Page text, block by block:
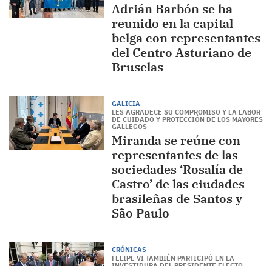
Adrián Barbón se ha
reunido en la capital
belga con representantes
del Centro Asturiano de
Bruselas
GALICIA
LES AGRADECE SU COMPROMISO Y LA LABOR
DE CUIDADO Y PROTECCIÓN DE LOS MAYORES
GALLEGOS
Miranda se reúne con
representantes de las
sociedades ‘Rosalía de
Castro’ de las ciudades
brasileñas de Santos y
São Paulo
CRÓNICAS
FELIPE VI TAMBIÉN PARTICIPÓ EN LA